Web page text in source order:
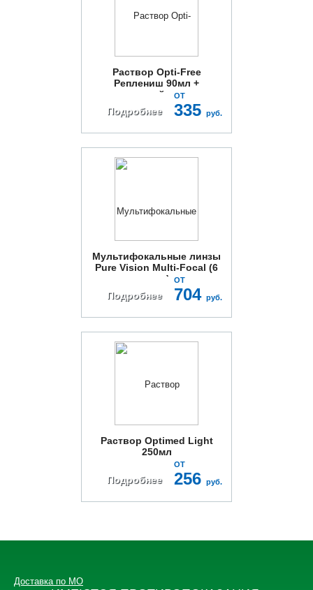
Раствор Opti-Free
Реплениш 90мл +
контейнер
Подробнее
ОТ
335 руб.
Мультифокальные линзы
Pure Vision Multi-Focal (6
линз)
Подробнее
ОТ
704 руб.
Раствор Optimed Light
250мл
Подробнее
ОТ
256 руб.
Доставка по МО